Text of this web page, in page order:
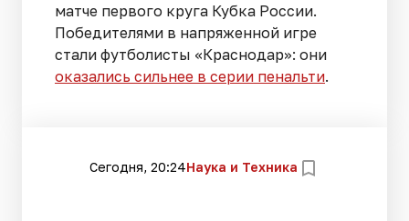
матче первого круга Кубка России.
Победителями в напряженной игре
стали футболисты «Краснодар»: они
оказались сильнее в серии пенальти.
Сегодня, 20:24Наука и Техника